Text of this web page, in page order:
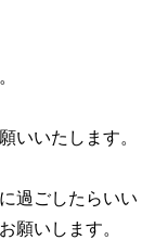
いいたします。
過ごしたらいい
願いします。